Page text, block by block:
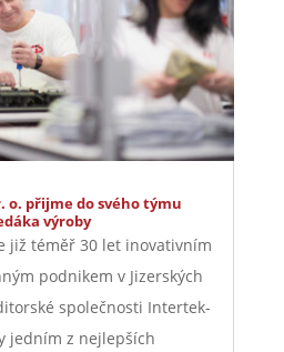
o. přijme do svého týmu
výroby
již téměř 30 let inovativním
podnikem v Jizerských
společnosti Intertek-
jedním z nejlepších